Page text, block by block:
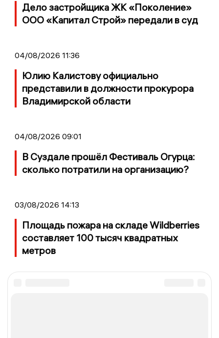
Дело застройщика ЖК «Поколение»
ООО «Капитал Строй» передали в суд
04/08/2026 11:36
Юлию Калистову официально
представили в должности прокурора
Владимирской области
04/08/2026 09:01
В Суздале прошёл Фестиваль Огурца:
сколько потратили на организацию?
03/08/2026 14:13
Площадь пожара на складе Wildberries
составляет 100 тысяч квадратных
метров